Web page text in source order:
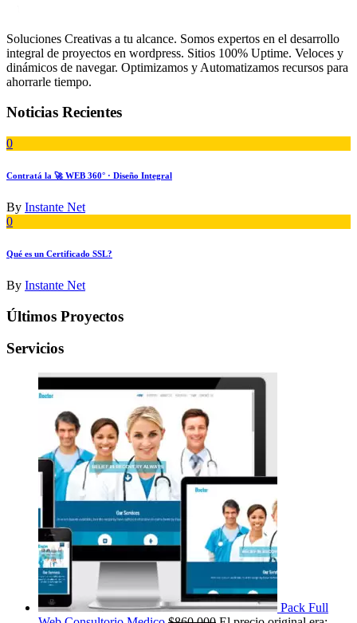
Soluciones Creativas a tu alcance. Somos expertos en el desarrollo
integral de proyectos en wordpress. Sitios 100% Uptime. Veloces y
dinámicos de navegar. Optimizamos y Automatizamos recursos para
ahorrarle tiempo.
Noticias Recientes
0
Contratá la 🚀 WEB 360° · Diseño Integral
By Instante Net
0
Qué es un Certificado SSL?
By Instante Net
Últimos Proyectos
Servicios
Pack Full